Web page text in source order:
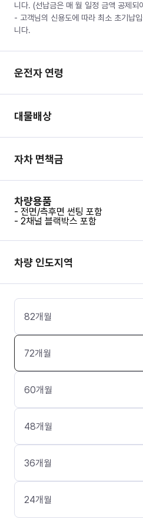
니다. (선납금은 매 월 일정 금액 공제되
- 고객님의 신용도에 따라 최소 초기납
니다.
운전자 연령
대물배상
자차 면책금
차량용품
- 전면/측후면 썬팅 포함
- 2채널 블랙박스 포함
차량 인도지역
82개월
72개월
60개월
48개월
36개월
24개월